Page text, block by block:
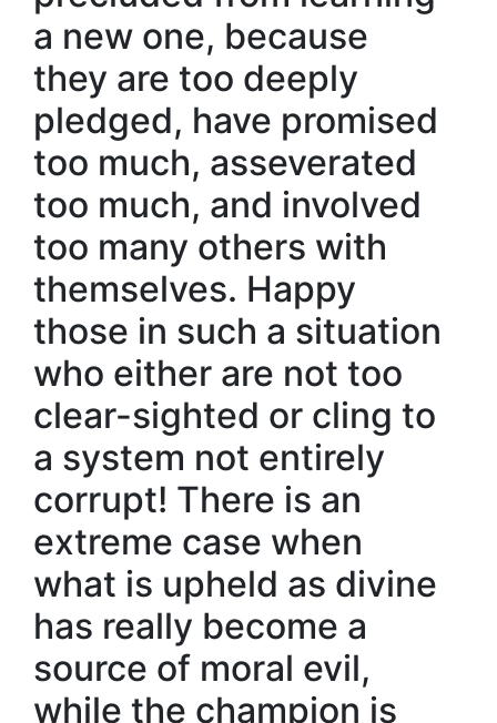
a new one, because
they are too deeply
pledged, have promised
too much, asseverated
too much, and involved
too many others with
themselves. Happy
those in such a situation
who either are not too
clear-sighted or cling to
a system not entirely
corrupt! There is an
extreme case when
what is upheld as divine
has really become a
source of moral evil,
while the champion is